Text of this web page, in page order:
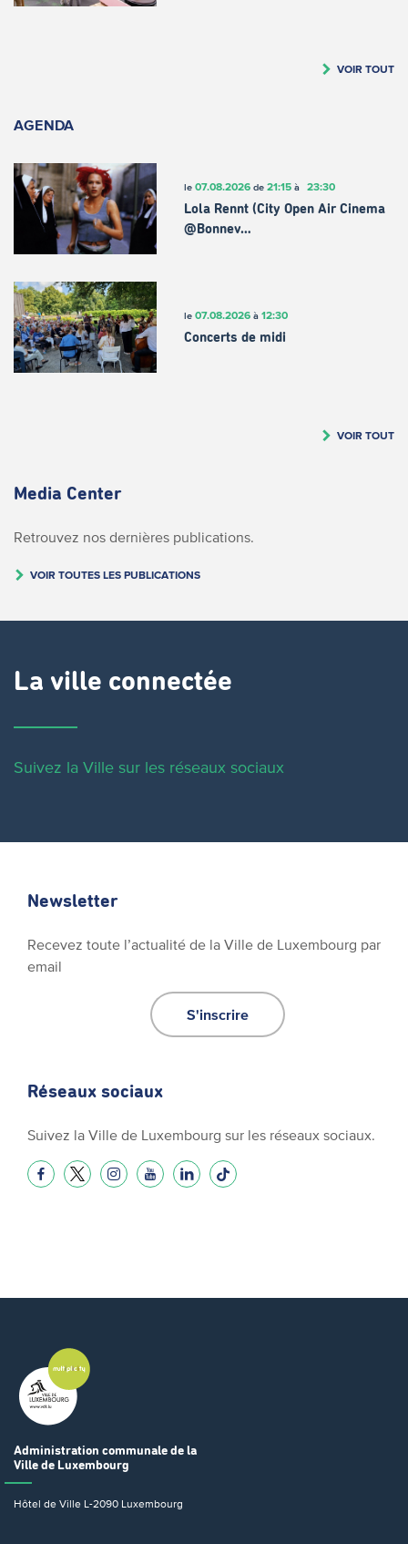
VOIR TOUT
AGENDA
le 07.08.2026de 21:15à 23:30
Lola Rennt (City Open Air Cinema
@Bonnev…
le 07.08.2026à 12:30
Concerts de midi
VOIR TOUT
Media Center
Retrouvez nos dernières publications.
VOIR TOUTES LES PUBLICATIONS
La ville connectée
Suivez la Ville sur les réseaux sociaux
Newsletter
Recevez toute l’actualité de la Ville de Luxembourg par
email
S'inscrire
Réseaux sociaux
Suivez la Ville de Luxembourg sur les réseaux sociaux.
Administration communale de la
Ville de Luxembourg
Hôtel de Ville L-2090 Luxembourg